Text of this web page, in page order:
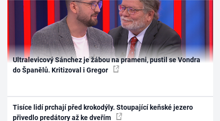
Ultralevicový Sánchez je žábou na prameni, pustil se Vondra
do Španělů. Kritizoval i Gregor
Tisíce lidí prchají před krokodýly. Stoupající keňské jezero
přivedlo predátory až ke dveřím